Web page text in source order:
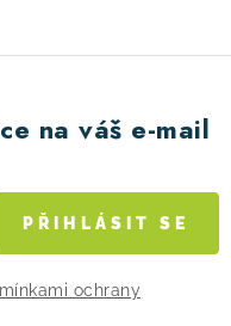
na váš e-mail
ochrany
PŘIHLÁSIT SE